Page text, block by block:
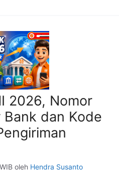
2026, Nomor
dan Kode
oleh Hendra Susanto